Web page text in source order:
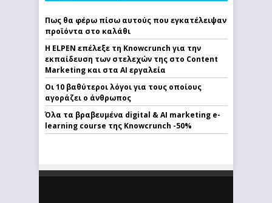
Πως θα φέρω πίσω αυτούς που εγκατέλειψαν
προϊόντα στο καλάθι
Η ELPEN επέλεξε τη Knowcrunch για την
εκπαίδευση των στελεχών της στο Content
Marketing και στα AI εργαλεία
Οι 10 βαθύτεροι λόγοι για τους οποίους
αγοράζει ο άνθρωπος
Όλα τα βραβευμένα digital & AI marketing e-
learning course της Knowcrunch -50%